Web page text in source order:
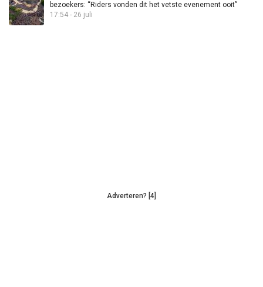
bezoekers: “Riders vonden dit het vetste evenement ooit”
17:54 - 26 juli
Adverteren? [4]